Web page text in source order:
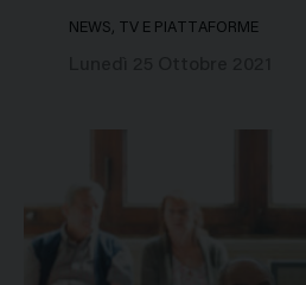
NEWS, TV E PIATTAFORME